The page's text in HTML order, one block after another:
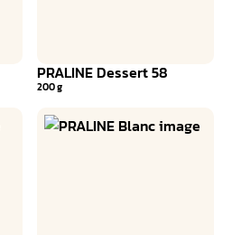
PRALINE Dessert 58
200 g